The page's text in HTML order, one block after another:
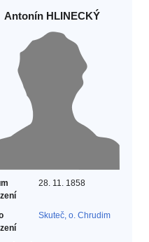
Antonín HLINECKÝ
28. 11. 1858
Skuteč, o. Chrudim